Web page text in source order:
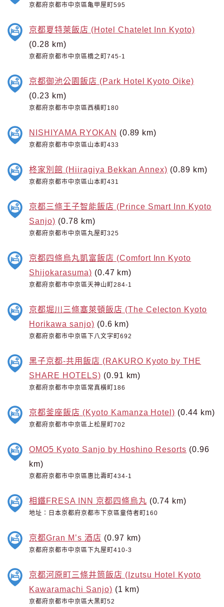
京都府京都市中京區亀甲屋町595
京都夏特萊飯店 (Hotel Chatelet Inn Kyoto)
(0.28 km)
京都府京都市中京區橋之町745-1
京都御池公園飯店 (Park Hotel Kyoto Oike)
(0.23 km)
京都府京都市中京區西橫町180
NISHIYAMA RYOKAN (0.89 km)
京都府京都市中京區山本町433
柊家別館 (Hiiragiya Bekkan Annex) (0.89 km)
京都府京都市中京區山本町431
京都三條王子智能飯店 (Prince Smart Inn Kyoto
Sanjo) (0.78 km)
京都府京都市中京區丸屋町325
京都四條烏丸凱富飯店 (Comfort Inn Kyoto
Shijokarasuma) (0.47 km)
京都府京都市中京區天神山町284-1
京都堀川三條塞萊頓飯店 (The Celecton Kyoto
Horikawa sanjo) (0.6 km)
京都府京都市中京區下八文字町692
黑子京都-共用飯店 (RAKURO Kyoto by THE
SHARE HOTELS) (0.91 km)
京都府京都市中京區常真橫町186
京都釜座飯店 (Kyoto Kamanza Hotel) (0.44 km)
京都府京都市中京區上松屋町702
OMO5 Kyoto Sanjo by Hoshino Resorts (0.96
km)
京都府京都市中京區惠比壽町434-1
相鐵FRESA INN 京都四條烏丸 (0.74 km)
地址：日本京都府京都市下京區童侍者町160
京都Gran M’s 酒店 (0.97 km)
京都府京都市中京區下丸屋町410-3
京都河原町三條井筒飯店 (Izutsu Hotel Kyoto
Kawaramachi Sanjo) (1 km)
京都府京都市中京區大黑町52